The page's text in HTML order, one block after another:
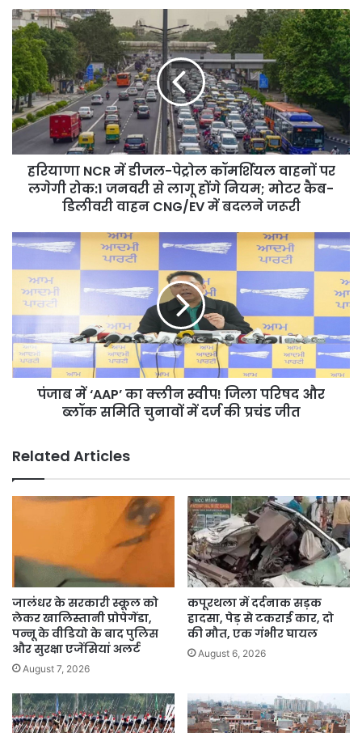
हरियाणा
NCR
में
डीजल-
पेट्रोल
कॉमर्शियल
वाहनों
पर
लगेगी
रोक:1
जनवरी
होंगे
मोटर
कैब-
डिलीवरी
CNG/EV
में
बदलने
हरियाणा NCR में डीजल-पेट्रोल कॉमर्शियल वाहनों पर
लगेगी रोक:1 जनवरी से लागू होंगे नियम; मोटर कैब-
डिलीवरी वाहन CNG/EV में बदलने जरूरी
पंजाब
‘AAP’
का
क्लीन
जिला
परिषद
और
दर्ज
की
प्रचंड
पंजाब में ‘AAP’ का क्लीन स्वीप! जिला परिषद और
ब्लॉक समिति चुनावों में दर्ज की प्रचंड जीत
Related Articles
जालंधर के सरकारी स्कूल को
लेकर खालिस्तानी प्रोपेगेंडा,
पन्नू के वीडियो के बाद पुलिस
और सुरक्षा एजेंसियां अलर्ट
August 7, 2026
कपूरथला में दर्दनाक सड़क
हादसा, पेड़ से टकराई कार, दो
की मौत, एक गंभीर घायल
August 6, 2026